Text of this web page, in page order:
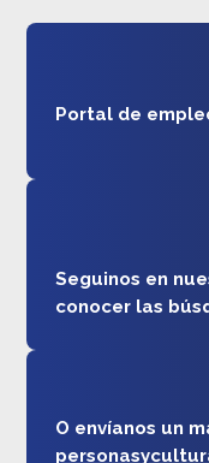
Portal de
Seguinos en
conocer las
O envíanos un